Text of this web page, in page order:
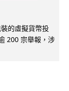
的虛擬貨幣投
200 宗舉報，涉